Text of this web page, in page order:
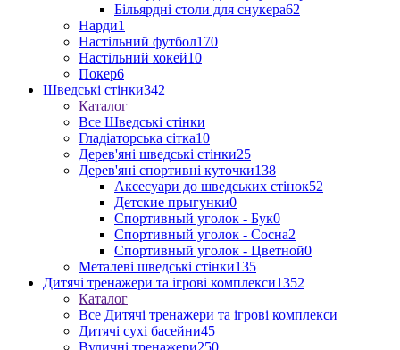
Більярдні столи для снукера62
Нарди1
Настільний футбол170
Настільний хокей10
Покер6
Шведські стінки342
Каталог
Все Шведські стінки
Гладіаторська сітка10
Дерев'яні шведські стінки25
Дерев'яні спортивні куточки138
Аксесуари до шведських стінок52
Детские прыгунки0
Спортивный уголок - Бук0
Спортивный уголок - Сосна2
Спортивный уголок - Цветной0
Металеві шведські стінки135
Дитячі тренажери та ігрові комплекси1352
Каталог
Все Дитячі тренажери та ігрові комплекси
Дитячі сухі басейни45
Вуличні тренажери250